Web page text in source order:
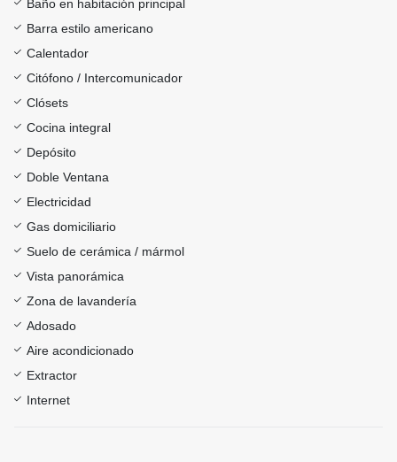
Baño en habitación principal
Barra estilo americano
Calentador
Citófono / Intercomunicador
Clósets
Cocina integral
Depósito
Doble Ventana
Electricidad
Gas domiciliario
Suelo de cerámica / mármol
Vista panorámica
Zona de lavandería
Adosado
Aire acondicionado
Extractor
Internet